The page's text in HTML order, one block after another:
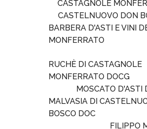
CASTAGNOLE
CASTELNUOVO DON
BARBERA D'ASTI E VINI
MONFERRATO
RUCHÈ DI CASTAGNOLE
MONFERRATO DOCG
MOSCATO D'ASTI
MALVASIA DI
BOSCO DOC
FILIPPO